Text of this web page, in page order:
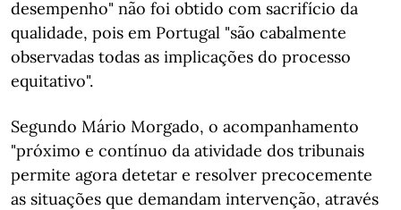
desempenho" não foi obtido com sacrifício da
qualidade, pois em Portugal "são cabalmente
observadas todas as implicações do processo
equitativo".
Segundo Mário Morgado, o acompanhamento
"próximo e contínuo da atividade dos tribunais
permite agora detetar e resolver precocemente
as situações que demandam intervenção, através